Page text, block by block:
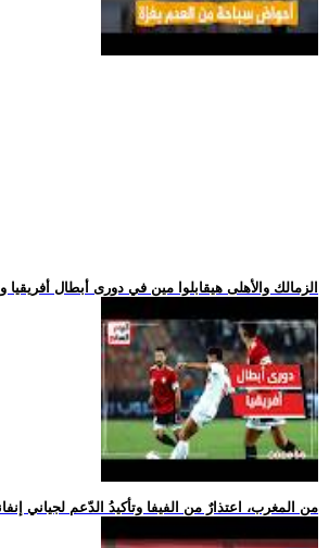
.. الزمالك والأهلى هيقابلوا مين في دورى أبطال أفريقيا
.. من المغرب، اعتذارٌ من الفيفا وتأكيدُ الدّعم لجياني